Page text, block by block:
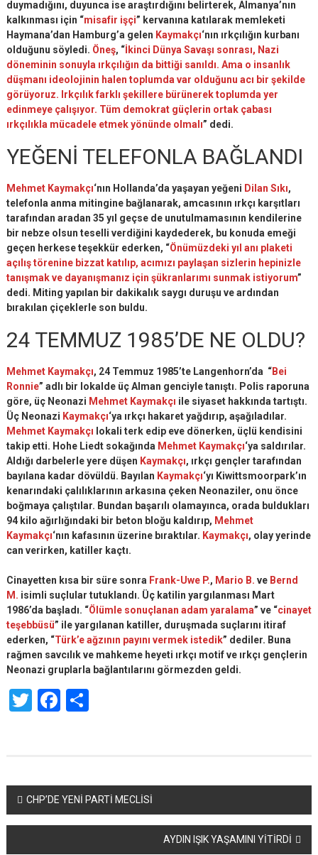
duymadığını, duyunca ise araştırdığını belirterek, Almanya’nın
kalkınması için “misafir işçi” kervanına katılarak memleketi
Haymana’dan Hamburg’a gelen Kaymakçı‘nın ırkçılığın kurbanı
olduğunu söyledi. Öneş, “İkinci Dünya Savaşı sonrası, Nazi
döneminin sonuyla ırkçılığın da bittiği sanıldı. Ama o insanlık
düşmanı ideolojinin halen toplumda var olduğunu acı bir şekilde
görüyoruz. Irkçılık farklı şekillere bürünerek toplumda yer
edinmeye çalışıyor. Tüm demokrat güçlerin ortak çabası
ırkçılıkla mücadele etmek yönünde olmalı” dedi.
YEĞENİ TELEFONLA BAĞLANDI
Mehmet Kaymakçı‘nın Hollanda’da yaşayan yeğeni Dilan Sıkı,
telefonla anma mitingine bağlanarak, amcasının ırkçı karşıtları
tarafından aradan 35 yıl geçse de unutulmamasının kendilerine
bir nebze olsun teselli verdiğini kaydederek, bu konuda emeği
geçen herkese teşekkür ederken, “Önümüzdeki yıl anı plaketi
açılış törenine bizzat katılıp, acımızı paylaşan sizlerin hepinizle
tanışmak ve dayanışmanız için şükranlarımı sunmak istiyorum”
dedi. Miting yapılan bir dakikalık saygı duruşu ve ardından
bırakılan çiçeklerle son buldu.
24 TEMMUZ 1985’DE NE OLDU?
Mehmet Kaymakçı, 24 Temmuz 1985’te Langenhorn’da “Bei
Ronnie” adlı bir lokalde üç Alman genciyle tanıştı. Polis raporuna
göre, üç Neonazi Mehmet Kaymakçı ile siyaset hakkında tartıştı.
Üç Neonazi Kaymakçı‘ya ırkçı hakaret yağdırıp, aşağıladılar.
Mehmet Kaymakçı lokali terk edip eve dönerken, üçlü kendisini
takip etti. Hohe Liedt sokağında Mehmet Kaymakçı‘ya saldırılar.
Aldığı darbelerle yere düşen Kaymakçı, ırkçı gençler tarafından
bayılana kadar dövüldü. Bayılan Kaymakçı‘yı Kiwittsmoorpark’ın
kenarındaki çalılıklarının arkasına çeken Neonaziler, onu önce
boğmaya çalıştılar. Bundan başarılı olamayınca, orada buldukları
94 kilo ağırlığındaki bir beton bloğu kaldırıp, Mehmet
Kaymakçı‘nın kafasının üzerine bıraktılar. Kaymakçı, olay yerinde
can verirken, katiller kaçtı.
Cinayetten kısa bir süre sonra Frank-Uwe P., Mario B. veBernd
M. isimli suçlular tutuklandı. Üç katilin yargılanması Mart
1986’da başladı. “Ölümle sonuçlanan adam yaralama” ve “cinayet
teşebbüsü” ile yargılanan katiller, duruşmada suçlarını itiraf
ederken, “Türk’e ağzının payını vermek istedik” dediler. Buna
rağmen savcılık ve mahkeme heyeti ırkçı motif ve ırkçı gençlerin
Neonazi gruplarla bağlantılarını görmezden geldi.
TwitterFacebook
Share
Yazı
dolaşımı
CHP’DE YENİ PARTİ MECLİSİ
AYDIN IŞIK YAŞAMINI YİTİRDİ